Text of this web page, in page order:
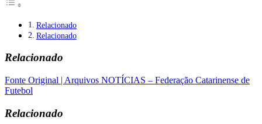
Relacionado
Relacionado
Relacionado
Fonte Original | Arquivos NOTÍCIAS – Federação Catarinense de
Futebol
Relacionado